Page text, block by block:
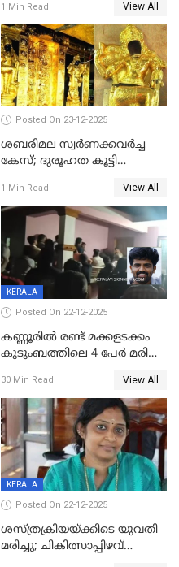
മേയറാകില്ല
1 Min Read View All
Posted On 23-12-2025
ശബരിമല സ്വര്‍ണക്കവര്‍ച്ച
കേസ്; ദുരൂഹത കൂട്ടി
1 Min Read View All
KERALA
Posted On 22-12-2025
കണ്ണൂരിൽ രണ്ട് മക്കളടക്കം
കുടുംബത്തിലെ 4 പേർ മരിച്ച
30 Min Read View All
KERALA
Posted On 22-12-2025
ശസ്ത്രക്രിയയ്‌ക്കിടെ യുവതി
മരിച്ചു; ചികിത്സാപ്പിഴവ്